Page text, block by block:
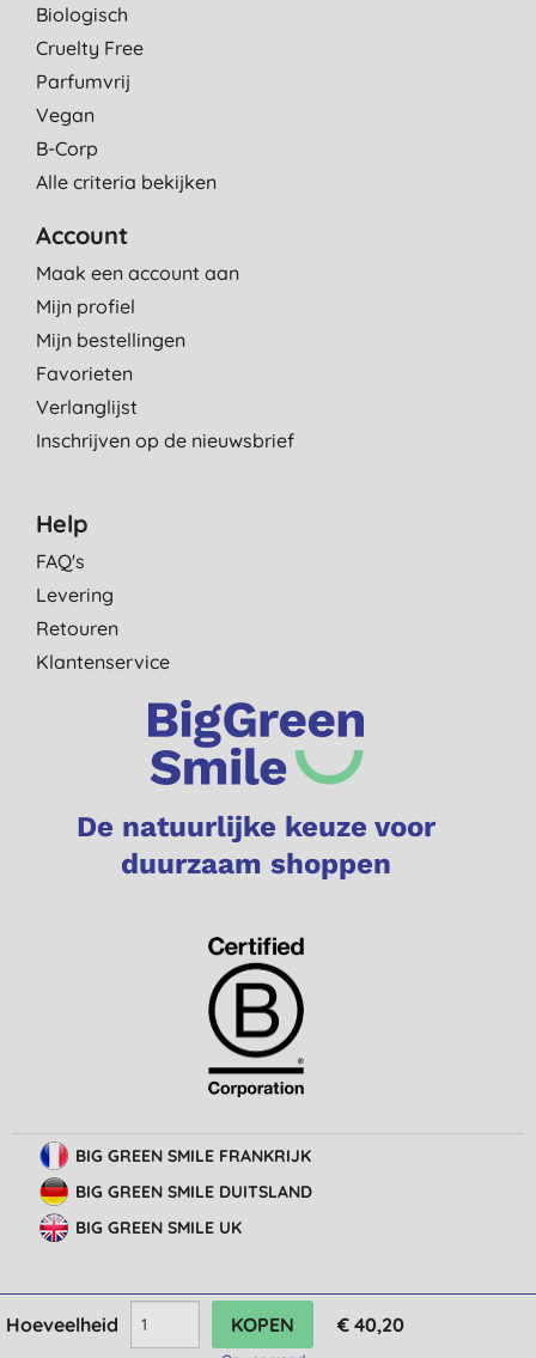
Hoeveelheid € 40,20
Biologisch
Cruelty Free
Parfumvrij
Vegan
B-Corp
Alle criteria bekijken
Account
Maak een account aan
Mijn profiel
Mijn bestellingen
Favorieten
Verlanglijst
Inschrijven op de nieuwsbrief
Help
FAQ's
Levering
Retouren
Klantenservice
De natuurlijke keuze voor
duurzaam shoppen
BIG GREEN SMILE FRANKRIJK
BIG GREEN SMILE DUITSLAND
BIG GREEN SMILE UK
© Big Green Smile Europe
Algemene voorwaarden
Bescherming van privacy
Cookie-instellingen